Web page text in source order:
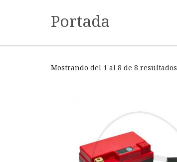
Portada
Mostrando del 1 al 8 de 8 resultados